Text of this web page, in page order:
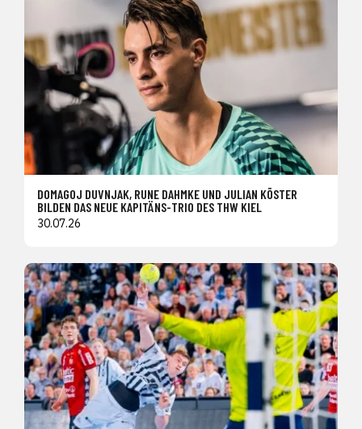
DOMAGOJ DUVNJAK, RUNE DAHMKE UND JULIAN KÖSTER
BILDEN DAS NEUE KAPITÄNS-TRIO DES THW KIEL
30.07.26